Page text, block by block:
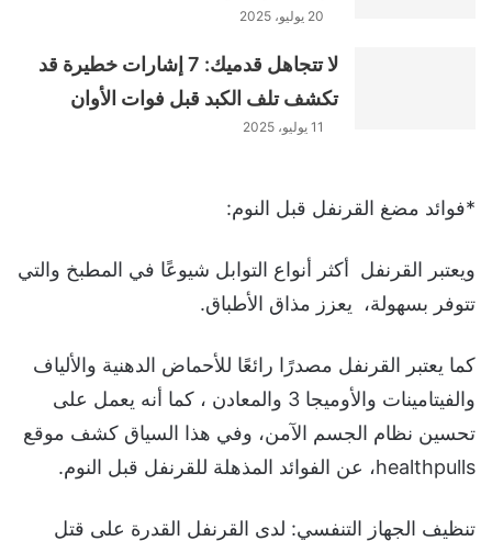
20 يوليو، 2025
لا تتجاهل قدميك: 7 إشارات خطيرة قد
تكشف تلف الكبد قبل فوات الأوان
11 يوليو، 2025
*فوائد مضغ القرنفل قبل النوم:
ويعتبر القرنفل أكثر أنواع التوابل شيوعًا في المطبخ والتي
تتوفر بسهولة، يعزز مذاق الأطباق.
كما يعتبر القرنفل مصدرًا رائعًا للأحماض الدهنية والألياف
والفيتامينات والأوميجا 3 والمعادن ، كما أنه يعمل على
تحسين نظام الجسم الآمن، وفي هذا السياق كشف موقع
healthpulls، عن الفوائد المذهلة للقرنفل قبل النوم.
تنظيف الجهاز التنفسي: لدى القرنفل القدرة على قتل